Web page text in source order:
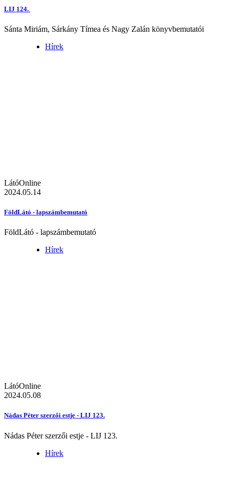
LIJ 124.
Sánta Miriám, Sárkány Tímea és Nagy Zalán könyvbemutatói
Hírek
LátóOnline
2024.05.14
FöldLátó - lapszámbemutató
FöldLátó - lapszámbemutató
Hírek
LátóOnline
2024.05.08
Nádas Péter szerzői estje - LIJ 123.
Nádas Péter szerzői estje - LIJ 123.
Hírek